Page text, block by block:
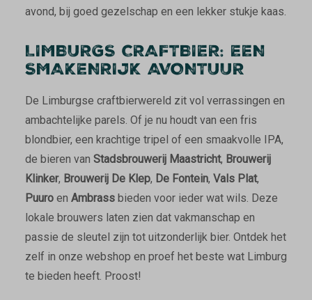
avond, bij goed gezelschap en een lekker stukje kaas.
LIMBURGS CRAFTBIER: EEN
SMAKENRIJK AVONTUUR
De Limburgse craftbierwereld zit vol verrassingen en
ambachtelijke parels. Of je nu houdt van een fris
blondbier, een krachtige tripel of een smaakvolle IPA,
de bieren van Stadsbrouwerij Maastricht, Brouwerij
Klinker, Brouwerij De Klep, De Fontein, Vals Plat,
Puuro en Ambrass bieden voor ieder wat wils. Deze
lokale brouwers laten zien dat vakmanschap en
passie de sleutel zijn tot uitzonderlijk bier. Ontdek het
zelf in onze webshop en proef het beste wat Limburg
te bieden heeft. Proost!